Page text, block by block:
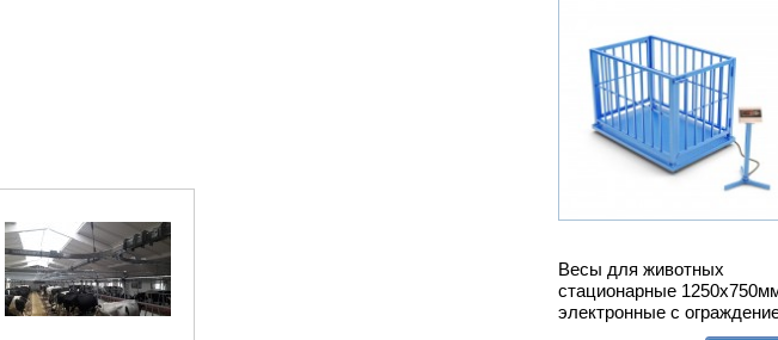
Весы для животных
стационарные
электронные с